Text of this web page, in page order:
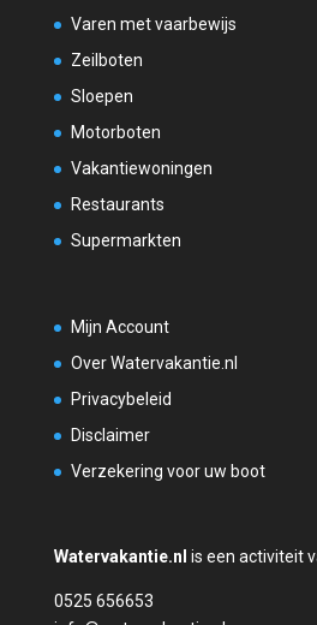
Varen met vaarbewijs
Zeilboten
Sloepen
Motorboten
Vakantiewoningen
Restaurants
Supermarkten
Mijn Account
Over Watervakantie.nl
Privacybeleid
Disclaimer
Verzekering voor uw boot
Watervakantie.nl is een activiteit
0525 656653